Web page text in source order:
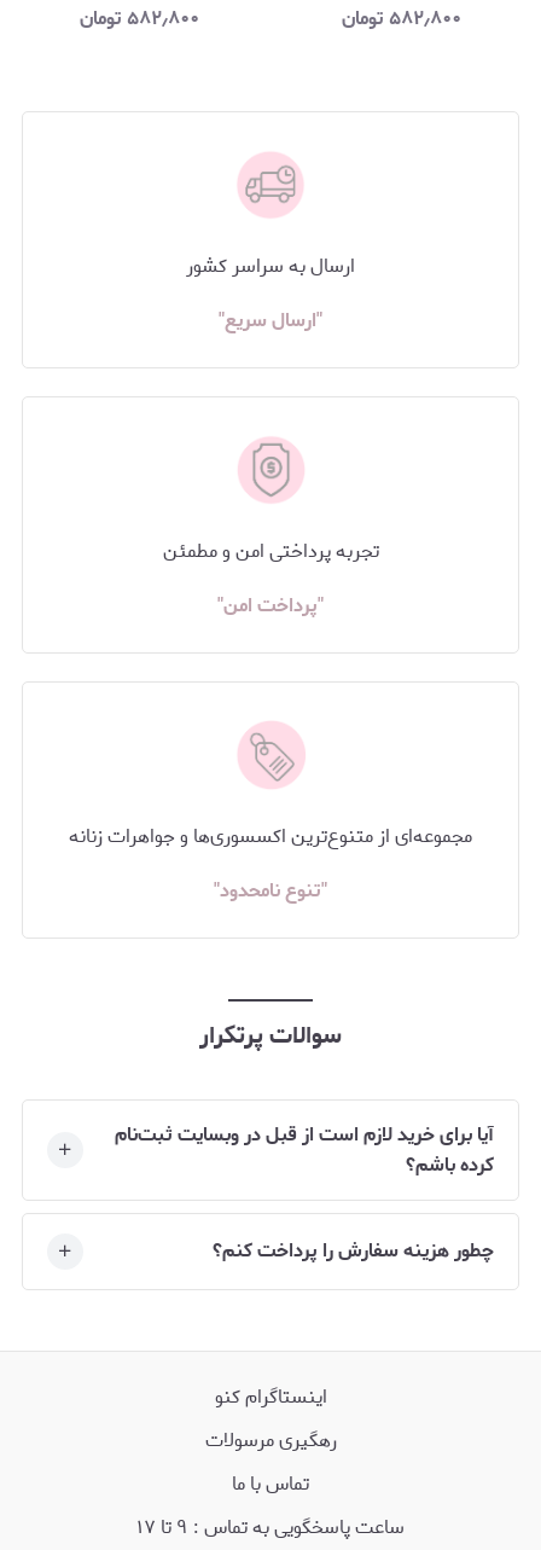
۵۸۲٫۸۰۰تومان ۵۸۲٫۸۰۰تومان
ارسال به سراسر کشور
"ارسال سریع"
تجربه پرداختی امن و مطمئن
"پرداخت امن"
مجموعه‌ای از متنوع‌ترین اکسسوری‌ها و جواهرات زنانه
"تنوع نامحدود"
سوالات پرتکرار
آیا برای خرید لازم است از قبل در وبسایت ثبت‌نام
کرده باشم؟
چطور هزینه سفارش را پرداخت کنم؟
اینستاگرام کنو
رهگیری مرسولات
تماس با ما
ساعت پاسخگویی به تماس : ۹ تا ۱۷